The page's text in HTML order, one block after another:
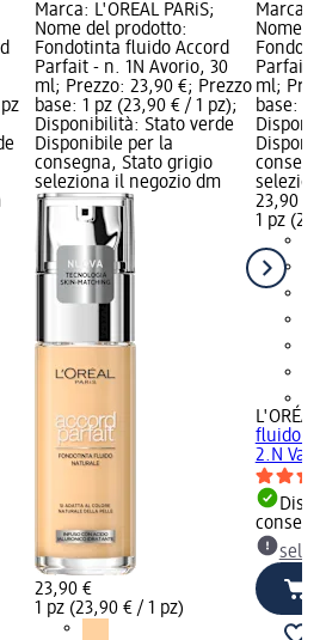
Marca: L'ORÉAL PARiS;
Nome del prodotto:
Fondotinta fluido Accord
Parfait - n. 1N Avorio, 30
ml; Prezzo: 23,90 €; Prezzo
base: 1 pz (23,90 € / 1 pz);
Disponibilità: Stato verde
Disponibile per la
consegna, Stato grigio
seleziona il negozio dm
23,90 €
1 pz (23,90 € / 1 pz)
Marca:
Nome
Parfait -
ml;
base: 1
23,90 €
1 pz
L'ORÉAL
fluido
2.N